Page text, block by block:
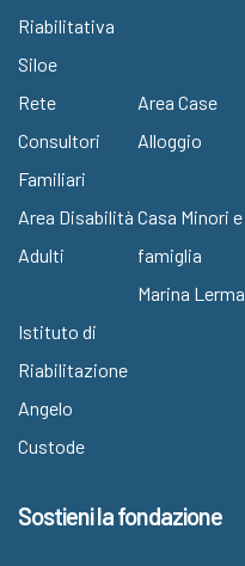
Riabilitativa
Siloe
Rete
Consultori
Familiari
Area Case
Alloggio
Area Disabilità
Adulti
Casa Minori e
famiglia
Marina Lerma
Istituto di
Riabilitazione
Angelo
Custode
Sostieni la fondazione